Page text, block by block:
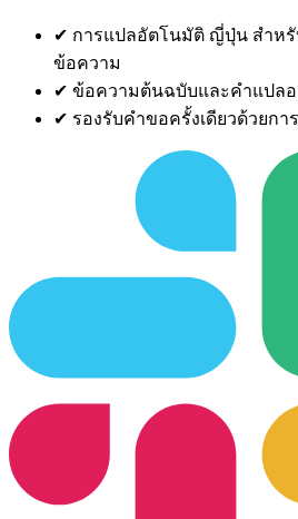
✔ การแปลอัตโนมัติ ญี่ปุ่น สำห
ข้อความ
✔ ข้อความต้นฉบับและคำแปล
✔ รองรับคำขอครั้งเดียวด้วยก